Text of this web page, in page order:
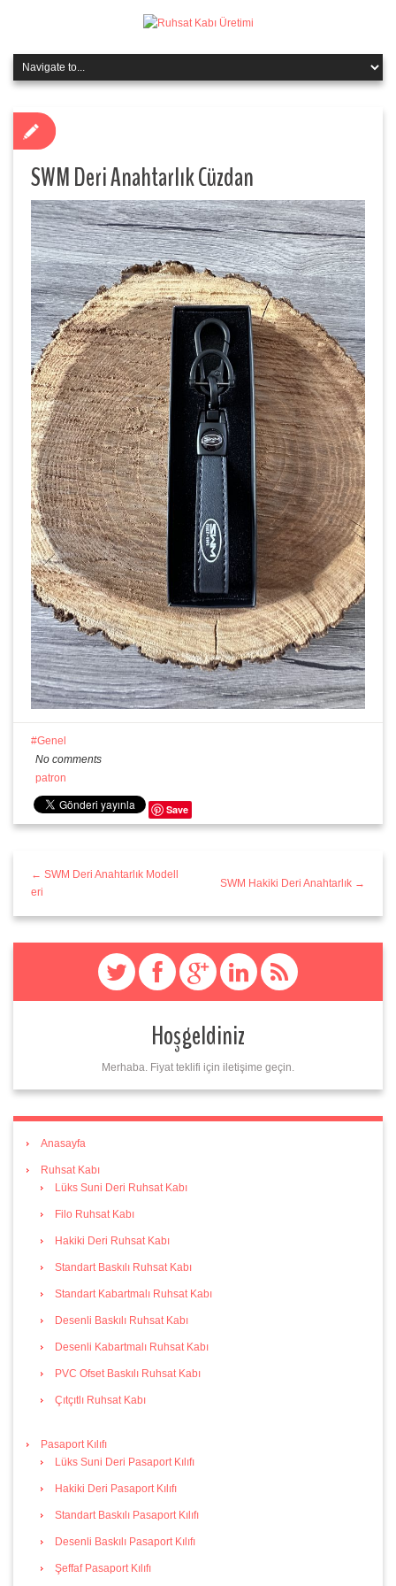
SWM Deri Anahtarlık Cüzdan
Genel
No comments
patron
Save
← SWM Deri Anahtarlık Modell
eri
SWM Hakiki Deri Anahtarlık →
Hoşgeldiniz
Merhaba. Fiyat teklifi için iletişime geçin.
Anasayfa
Ruhsat Kabı
Lüks Suni Deri Ruhsat Kabı
Filo Ruhsat Kabı
Hakiki Deri Ruhsat Kabı
Standart Baskılı Ruhsat Kabı
Standart Kabartmalı Ruhsat Kabı
Desenli Baskılı Ruhsat Kabı
Desenli Kabartmalı Ruhsat Kabı
PVC Ofset Baskılı Ruhsat Kabı
Çıtçıtlı Ruhsat Kabı
Pasaport Kılıfı
Lüks Suni Deri Pasaport Kılıfı
Hakiki Deri Pasaport Kılıfı
Standart Baskılı Pasaport Kılıfı
Desenli Baskılı Pasaport Kılıfı
Şeffaf Pasaport Kılıfı